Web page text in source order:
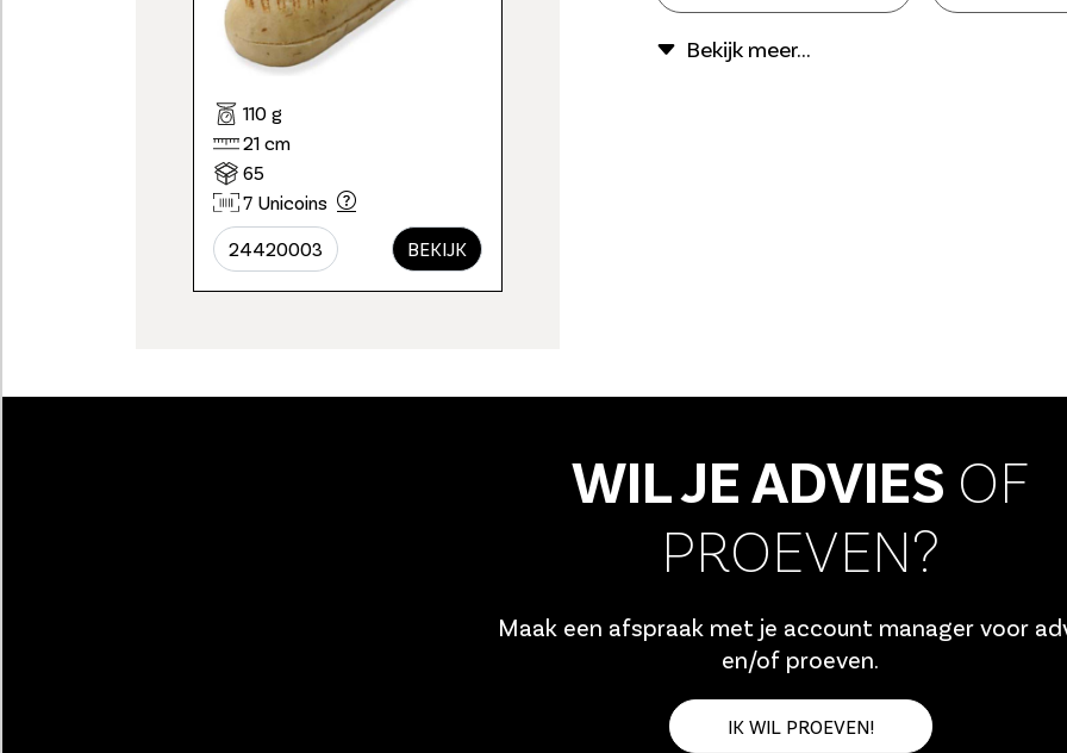
110 g
21 cm
65
7 Unicoins
24420003 BEKIJK
WIL JE ADVIES OF
PROEVEN?
Maak een afspraak met je account manager voor
en/of proeven.
IK WIL PROEVEN!